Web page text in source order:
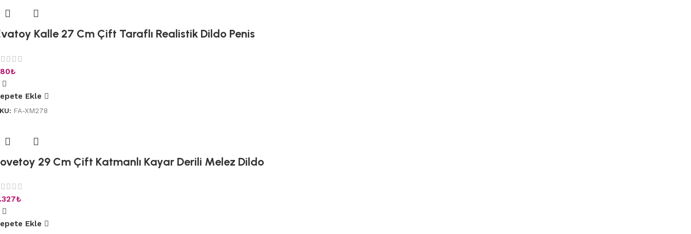
Kalle 27 Cm Çift Taraflı Realistik Dildo Penis
₺
Ekle
FA-XM278
29 Cm Çift Katmanlı Kayar Derili Melez Dildo
₺
Ekle